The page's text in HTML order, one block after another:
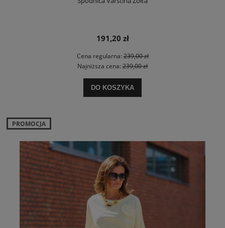
191,20 zł
Cena regularna:239,00 zł
Najniższa cena: 239,00 zł
DO KOSZYKA
PROMOCJA